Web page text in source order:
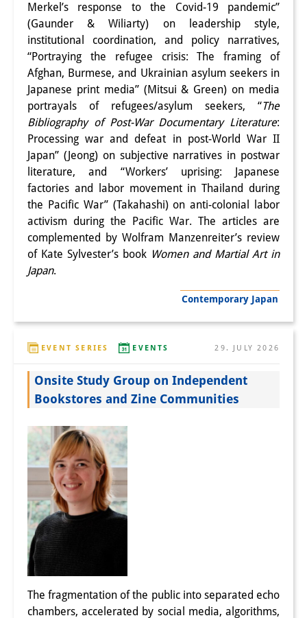
Merkel’s response to the Covid-19 pandemic”
(Gaunder & Wiliarty) on leadership style,
institutional coordination, and policy narratives,
“Portraying the refugee crisis: The framing of
Afghan, Burmese, and Ukrainian asylum seekers in
Japanese print media” (Mitsui & Green) on media
portrayals of refugees/asylum seekers, “The
Bibliography of Post-War Documentary Literature:
Processing war and defeat in post-World War II
Japan” (Jeong) on subjective narratives in postwar
literature, and “Workers’ uprising: Japanese
factories and labor movement in Thailand during
the Pacific War” (Takahashi) on anti-colonial labor
activism during the Pacific War. The articles are
complemented by Wolfram Manzenreiter’s review
of Kate Sylvester’s book Women and Martial Art in
Japan.
Contemporary Japan
EVENT SERIES EVENTS 29. JULY 2026
Onsite Study Group on Independent
Bookstores and Zine Communities
The fragmentation of the public into separated echo
chambers, accelerated by social media, algorithms,